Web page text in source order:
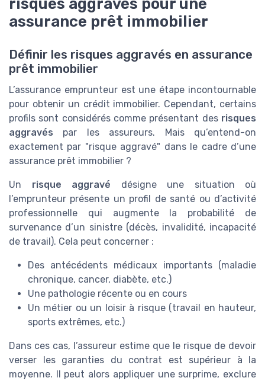
risques aggravés pour une
assurance prêt immobilier
Définir les risques aggravés en assurance
prêt immobilier
L’assurance emprunteur est une étape incontournable
pour obtenir un crédit immobilier. Cependant, certains
profils sont considérés comme présentant des risques
aggravés par les assureurs. Mais qu’entend-on
exactement par "risque aggravé" dans le cadre d’une
assurance prêt immobilier ?
Un risque aggravé désigne une situation où
l’emprunteur présente un profil de santé ou d’activité
professionnelle qui augmente la probabilité de
survenance d’un sinistre (décès, invalidité, incapacité
de travail). Cela peut concerner :
Des antécédents médicaux importants (maladie
chronique, cancer, diabète, etc.)
Une pathologie récente ou en cours
Un métier ou un loisir à risque (travail en hauteur,
sports extrêmes, etc.)
Dans ces cas, l’assureur estime que le risque de devoir
verser les garanties du contrat est supérieur à la
moyenne. Il peut alors appliquer une surprime, exclure